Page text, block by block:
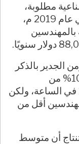
مطلوبة،
فيرجى العلم أنه قد تم عمل بيانات في عام 2019 م،
كان 43.32 دولار، ومن الجدير بالذكر
أن الإحصائية أوضحت أن هناك نسبة 10% من
المهندسين تقاضوا أكثر من 143.070 في الساعة، ولكن
10% من المهندسين أقل من
أن متوسط